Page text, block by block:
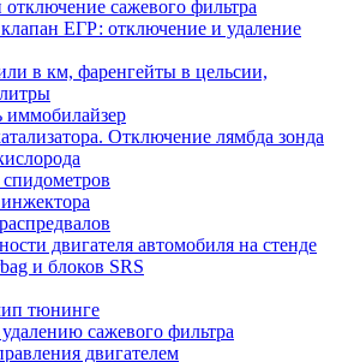
отключение сажевого фильтра
ЕГР: отключение и удаление
в км, фаренгейты в цельсии,
иммобилайзер
Отключение лямбда зонда
двигателя автомобиля на стенде
и блоков SRS
тюнинге
сажевого фильтра
двигателем